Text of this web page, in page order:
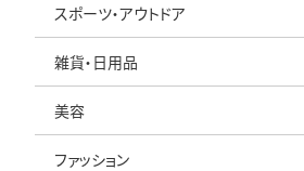
スポーツ・アウトドア
雑貨・日用品
美容
ファッション